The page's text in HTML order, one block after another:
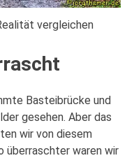
vergleichen
Basteibrücke und
gesehen. Aber das
wir von diesem
überraschter waren wir